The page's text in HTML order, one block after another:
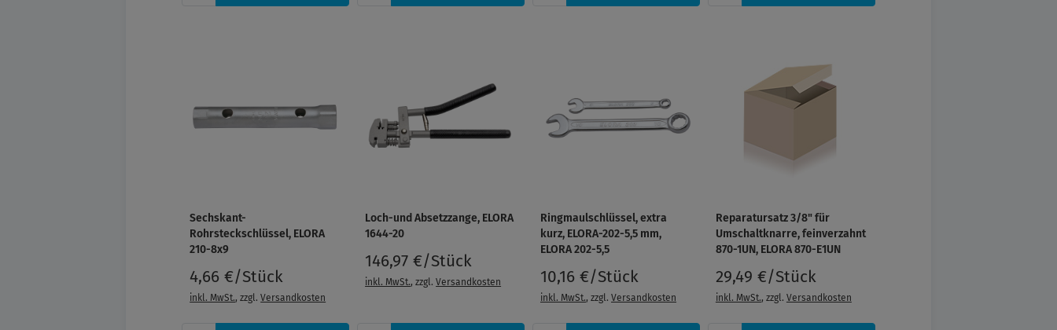
Sechskant-
Rohrsteckschlüssel, ELORA
210-8x9
4,66 €/Stück
inkl. MwSt., zzgl.Versandkosten
Loch-und Absetzzange, ELORA
1644-20
146,97 €/Stück
inkl. MwSt., zzgl.Versandkosten
Ringmaulschlüssel, extra
kurz, ELORA-202-5,5 mm,
ELORA 202-5,5
10,16 €/Stück
inkl. MwSt., zzgl. Versandkosten
Reparatursatz 3/8" für
Umschaltknarre, feinverzahnt
870-1UN, ELORA 870-E1UN
29,49 €/Stück
inkl. MwSt., zzgl. Versandkosten